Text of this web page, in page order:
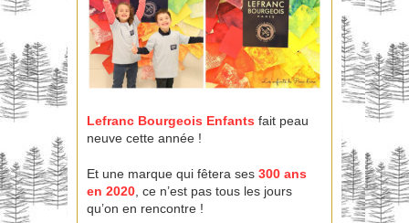
Lefranc Bourgeois Enfants fait peau
neuve cette année !
Et une marque qui fêtera ses 300 ans
en 2020 , ce n’est pas tous les jours
qu’on en rencontre !